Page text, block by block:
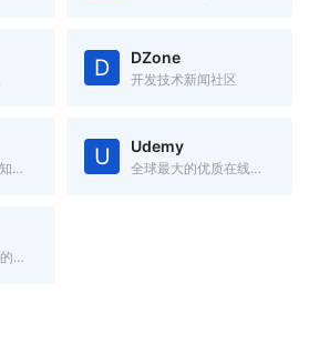
D DZone
开发技术新闻社区
国内优质的IT内容知识服务 U Udemy
全球最大的优质在线课程网站
免费学习编程语言的在线学习网站